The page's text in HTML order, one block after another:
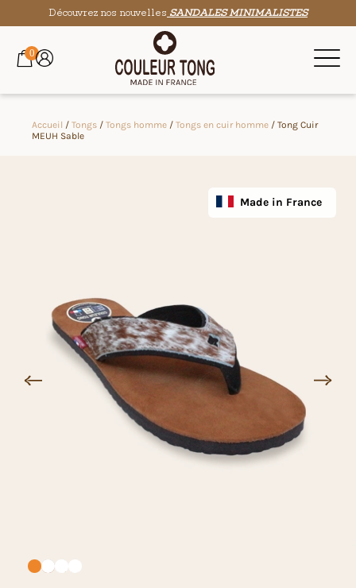
Découvrez nos nouvelles SANDALES MINIMALISTES
0
Accueil / Tongs / Tongs homme / Tongs en cuir homme / Tong Cuir
MEUH Sable
Made in France